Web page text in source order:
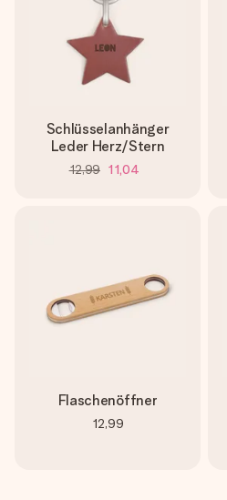
Schlüsselanhänger
Leder Herz/Stern
12,99 11,04
Flaschenöffner
12,99